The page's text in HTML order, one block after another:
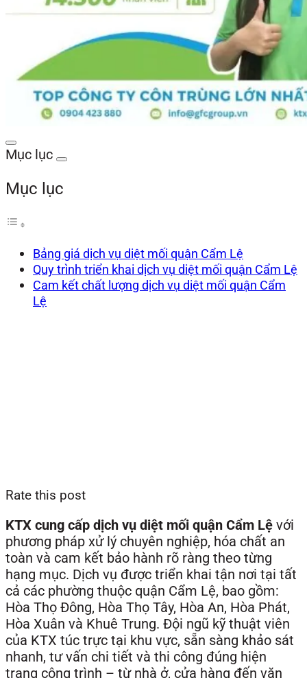
Mục lục
Mục lục
Bảng giá dịch vụ diệt mối quận Cẩm Lệ
Quy trình triển khai dịch vụ diệt mối quận Cẩm Lệ
Cam kết chất lượng dịch vụ diệt mối quận Cẩm
Lệ
Rate this post
KTX cung cấp dịch vụ diệt mối quận Cẩm Lệ với
phương pháp xử lý chuyên nghiệp, hóa chất an
toàn và cam kết bảo hành rõ ràng theo từng
hạng mục. Dịch vụ được triển khai tận nơi tại tất
cả các phường thuộc quận Cẩm Lệ, bao gồm:
Hòa Thọ Đông, Hòa Thọ Tây, Hòa An, Hòa Phát,
Hòa Xuân và Khuê Trung. Đội ngũ kỹ thuật viên
của KTX túc trực tại khu vực, sẵn sàng khảo sát
nhanh, tư vấn chi tiết và thi công đúng hiện
trạng công trình – từ nhà ở, cửa hàng đến văn